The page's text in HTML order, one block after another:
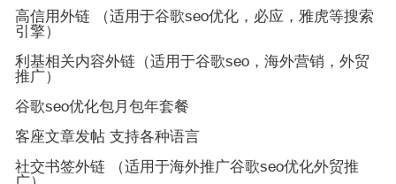
高信用外链 （适用于谷歌seo优化，必应，雅虎等搜索
引擎）
利基相关内容外链（适用于谷歌seo，海外营销，外贸
推广）
谷歌seo优化包月包年套餐
客座文章发帖 支持各种语言
社交书签外链 （适用于海外推广谷歌seo优化外贸推